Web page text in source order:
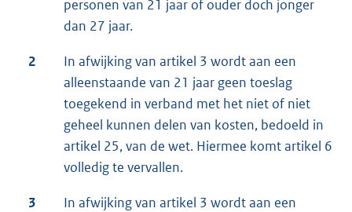
personen van 21 jaar of ouder doch jonger
dan 27 jaar.
2
In afwijking van artikel 3 wordt aan een
alleenstaande van 21 jaar geen toeslag
toegekend in verband met het niet of niet
geheel kunnen delen van kosten, bedoeld in
artikel 25, van de wet. Hiermee komt artikel 6
volledig te vervallen.
3
In afwijking van artikel 3 wordt aan een